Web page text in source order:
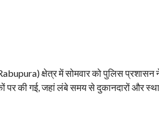
क्षेत्र में सोमवार को पुलिस
की गई, जहां लंबे समय से दुकानदारों और